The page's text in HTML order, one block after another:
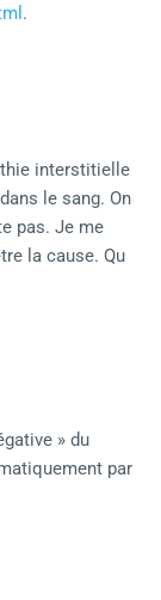
.
interstitielle
le sang. On
pas. Je me
la cause. Qu
» du
par